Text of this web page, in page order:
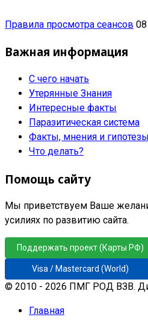
Правила просмотра сеансов
Важная информация
С чего начать
Утерянные Знания
Интересные факты
Паразитическая система
Факты, мнения и гипотезы
Что делать?
Помощь сайту
Мы приветствуем Ваше
усилиях по развитию сайта.
Поддержать проект (Карты РФ)
Visa / Mastercard (World)
© 2010 - 2026 ПМГ РОД ВЗВ.
Главная